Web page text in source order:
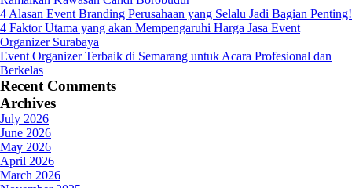
4 Alasan Event Branding Perusahaan yang Selalu Jadi Bagian Penting!
4 Faktor Utama yang akan Mempengaruhi Harga Jasa Event
Organizer Surabaya
Event Organizer Terbaik di Semarang untuk Acara Profesional dan
Berkelas
Recent Comments
Archives
July 2026
June 2026
May 2026
April 2026
March 2026